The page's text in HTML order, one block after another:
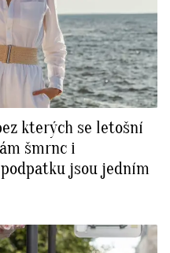
kterých se letošní
šmrnc i
jsou jedním